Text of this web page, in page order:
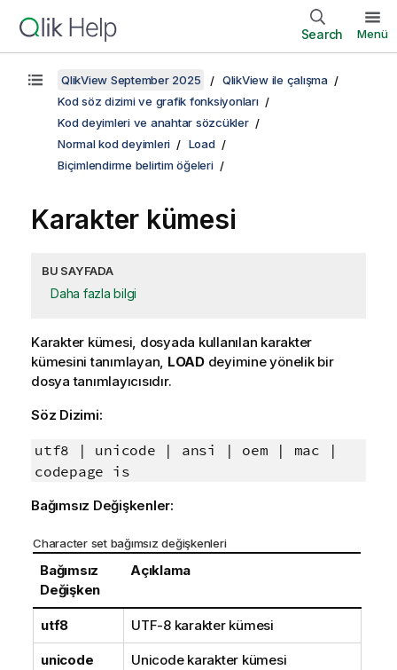
Search Menü
QlikView September 2025
QlikView ile çalışma
Kod söz dizimi ve grafik fonksiyonları
Kod deyimleri ve anahtar sözcükler
Normal kod deyimleri
Load
Biçimlendirme belirtim öğeleri
Karakter kümesi
BU SAYFADA
Daha fazla bilgi
Karakter kümesi, dosyada kullanılan karakter
kümesini tanımlayan, LOADdeyimine yönelik bir
dosya tanımlayıcısıdır.
Söz Dizimi:
utf8 | unicode | ansi | oem | mac |
codepage is
Bağımsız Değişkenler:
Character set bağımsız değişkenleri
Bağımsız
Değişken
Açıklama
utf8 UTF-8karakter kümesi
unicode Unicodekarakter kümesi